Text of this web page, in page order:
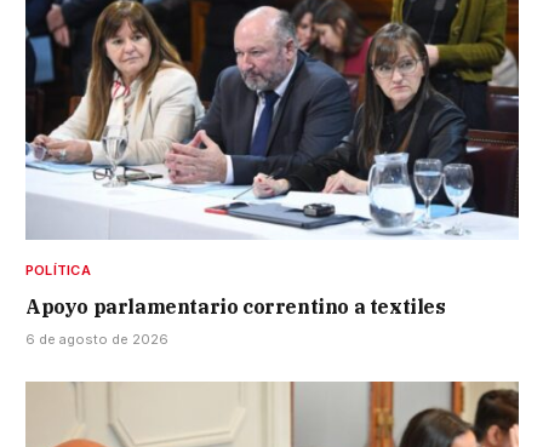
POLÍTICA
Apoyo parlamentario correntino a textiles
6 de agosto de 2026